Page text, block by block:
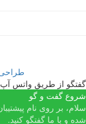
از طریق واتس آپ
گفت و گو
بر روی نام
و با ما گفتگو کنید.